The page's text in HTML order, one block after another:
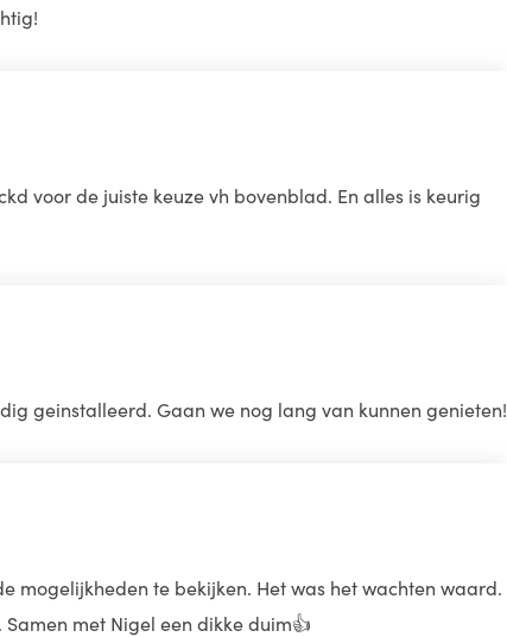
voor de juiste keuze vh bovenblad. En alles is keurig
geinstalleerd. Gaan we nog lang van kunnen genieten!
mogelijkheden te bekijken. Het was het wachten waard.
met Nigel een dikke duim👍